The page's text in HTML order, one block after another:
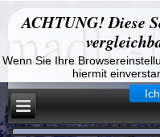
ACHTUNG! Diese
Wenn Sie Ihre
hiermit